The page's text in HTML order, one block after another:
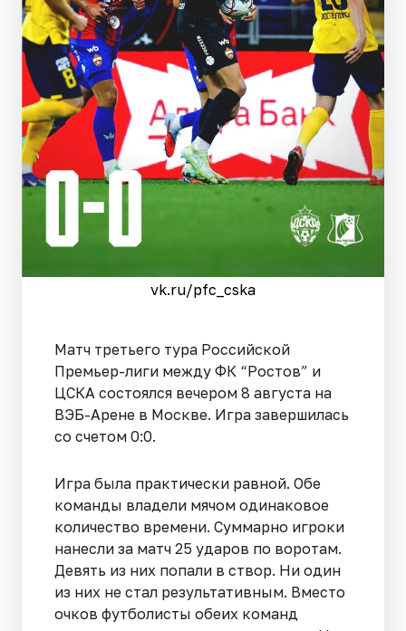
vk.ru/pfc_cska
Матч третьего тура Российской
Премьер-лиги между ФК “Ростов” и
ЦСКА состоялся вечером 8 августа на
ВЭБ-Арене в Москве. Игра завершилась
со счетом 0:0.
Игра была практически равной. Обе
команды владели мячом одинаковое
количество времени. Суммарно игроки
нанесли за матч 25 ударов по воротам.
Девять из них попали в створ. Ни один
из них не стал результативным. Вместо
очков футболисты обеих команд